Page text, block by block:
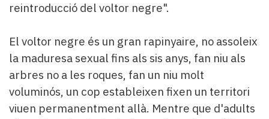
reintroducció del voltor negre".
El voltor negre és un gran rapinyaire, no assoleix
la maduresa sexual fins als sis anys, fan niu als
arbres no a les roques, fan un niu molt
voluminós, un cop estableixen fixen un territori
viuen permanentment allà. Mentre que d'adults